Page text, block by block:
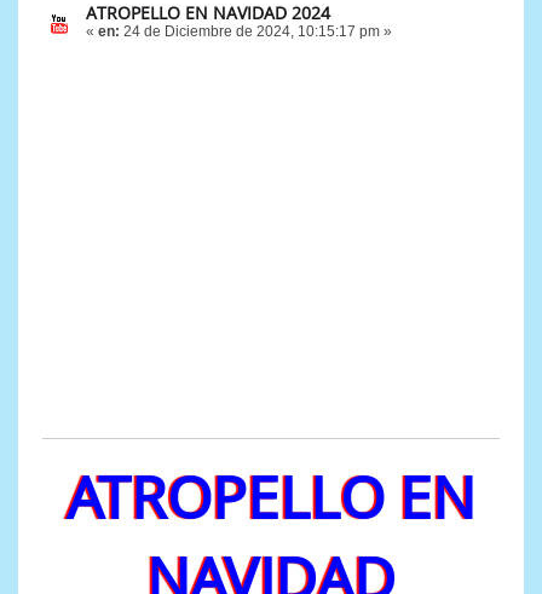
ATROPELLO EN NAVIDAD 2024
« en: 24 de Diciembre de 2024, 10:15:17 pm »
ATROPELLO EN
NAVIDAD